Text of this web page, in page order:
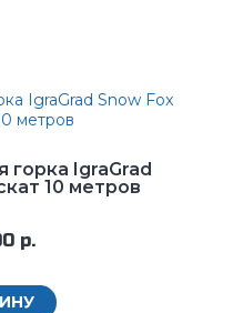
горка IgraGrad
10 метров
р.